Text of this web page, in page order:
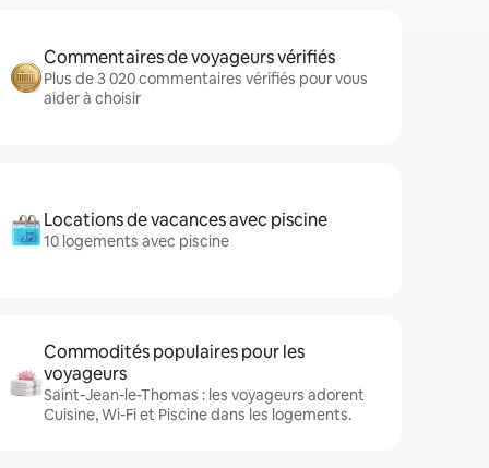
Commentaires de voyageurs vérifiés
Plus de 3 020 commentaires vérifiés pour vous
aider à choisir
Locations de vacances avec piscine
10 logements avec piscine
Commodités populaires pour les
voyageurs
Saint-Jean-le-Thomas : les voyageurs adorent
Cuisine, Wi-Fi et Piscine dans les logements.